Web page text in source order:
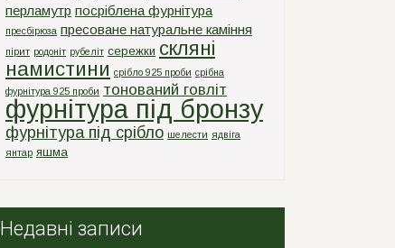
перламутр посріблена фурнітура
пресбірюза пресоване натуральне каміння
пірит родоніт рубеліт сережки скляні
намистини срiбло 925 проби срiбна
фурнiтура 925 проби тонований говліт
фурнітура під бронзу
фурнітура під срібло шелести ядвіга
янтар яшма
Недавні записи